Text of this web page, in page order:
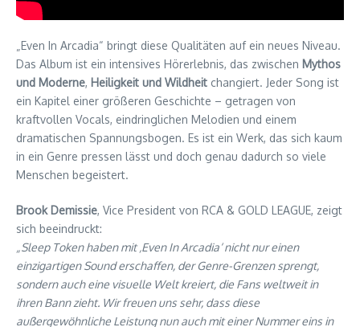
„Even In Arcadia“ bringt diese Qualitäten auf ein neues Niveau.
Das Album ist ein intensives Hörerlebnis, das zwischen Mythos
und Moderne, Heiligkeit und Wildheit changiert. Jeder Song ist
ein Kapitel einer größeren Geschichte – getragen von
kraftvollen Vocals, eindringlichen Melodien und einem
dramatischen Spannungsbogen. Es ist ein Werk, das sich kaum
in ein Genre pressen lässt und doch genau dadurch so viele
Menschen begeistert.
Brook Demissie, Vice President von RCA & GOLD LEAGUE, zeigt
sich beeindruckt:
„Sleep Token haben mit ‚Even In Arcadia‘ nicht nur einen
einzigartigen Sound erschaffen, der Genre-Grenzen sprengt,
sondern auch eine visuelle Welt kreiert, die Fans weltweit in
ihren Bann zieht. Wir freuen uns sehr, dass diese
außergewöhnliche Leistung nun auch mit einer Nummer eins in